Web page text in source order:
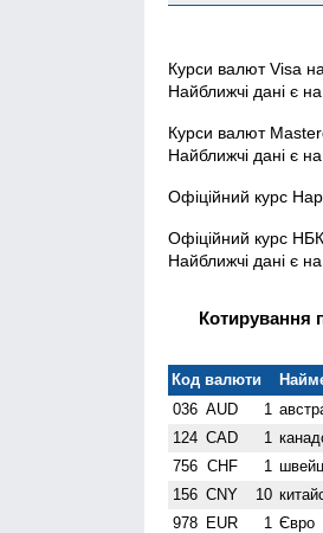
Курси валют Visa
Найближчі дані є на
Курси валют
Найближчі дані є на
Офіційний курс
Офіційний курс
Найближчі дані є на
Котирування
Код валюти
036 AUD 1
124 CAD 1
756 CHF 1
156 CNY 10
978 EUR 1 Євро